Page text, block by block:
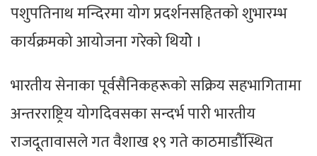
पशुपतिनाथ मन्दिरमा योग प्रदर्शनसहितको शुभारम्भ
कार्यक्रमको आयोजना गरेको थियोे ।
भारतीय सेनाका पूर्वसैनिकहरूको सक्रिय सहभागितामा
अन्तरराष्ट्रिय योगदिवसका सन्दर्भ पारी भारतीय
राजदूतावासले गत वैशाख १९ गते काठमाडौँस्थित